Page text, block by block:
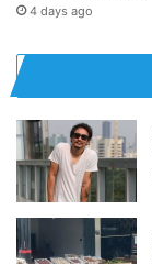
4 days ago